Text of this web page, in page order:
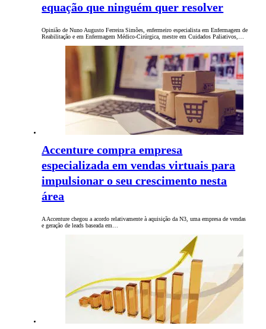
equação que ninguém quer resolver
Opinião de Nuno Augusto Ferreira Simões, enfermeiro especialista em Enfermagem de
Reabilitação e em Enfermagem Médico-Cirúrgica, mestre em Cuidados Paliativos,…
Accenture compra empresa
especializada em vendas virtuais para
impulsionar o seu crescimento nesta
área
A Accenture chegou a acordo relativamente à aquisição da N3, uma empresa de vendas
e geração de leads baseada em…